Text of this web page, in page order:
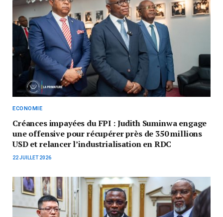
ECONOMIE
Créances impayées du FPI : Judith Suminwa engage
une offensive pour récupérer près de 350 millions
USD et relancer l’industrialisation en RDC
22 JUILLET 2026